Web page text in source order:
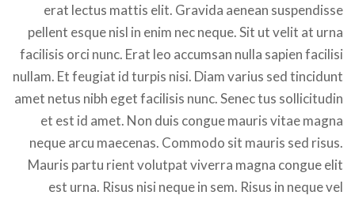
erat lectus mattis elit. Gravida aenean suspendisse
pellent esque nisl in enim nec neque. Sit ut velit at urna
facilisis orci nunc. Erat leo accumsan nulla sapien facilisi
nullam. Et feugiat id turpis nisi. Diam varius sed tincidunt
amet netus nibh eget facilisis nunc. Senec tus sollicitudin
et est id amet. Non duis congue mauris vitae magna
neque arcu maecenas. Commodo sit mauris sed risus.
Mauris partu rient volutpat viverra magna congue elit
est urna. Risus nisi neque in sem. Risus in neque vel